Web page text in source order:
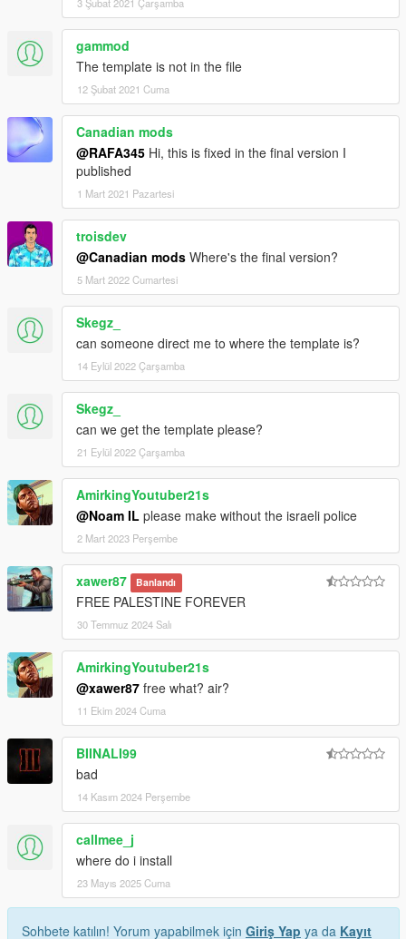
3 Şubat 2021 Çarşamba
gammod
The template is not in the file
12 Şubat 2021 Cuma
Canadian mods
@RAFA345 Hi, this is fixed in the final version I
published
1 Mart 2021 Pazartesi
troisdev
@Canadian mods Where's the final version?
5 Mart 2022 Cumartesi
Skegz_
can someone direct me to where the template is?
14 Eylül 2022 Çarşamba
Skegz_
can we get the template please?
21 Eylül 2022 Çarşamba
AmirkingYoutuber21s
@Noam IL please make without the israeli police
2 Mart 2023 Perşembe
xawer87 Banlandı
FREE PALESTINE FOREVER
30 Temmuz 2024 Salı
AmirkingYoutuber21s
@xawer87 free what? air?
11 Ekim 2024 Cuma
BIINALI99
bad
14 Kasım 2024 Perşembe
callmee_j
where do i install
23 Mayıs 2025 Cuma
Sohbete katılın! Yorum yapabilmek için Giriş Yap ya da Kayıt